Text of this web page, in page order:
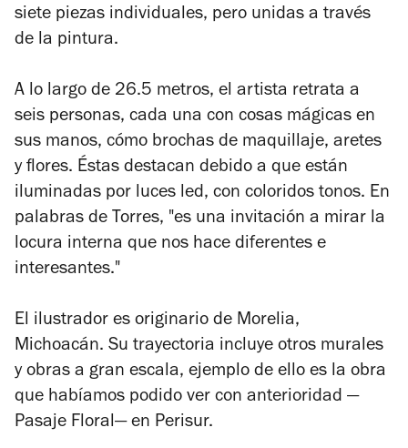
siete piezas individuales, pero unidas a través
de la pintura.
A lo largo de 26.5 metros, el artista retrata a
seis personas, cada una con cosas mágicas en
sus manos, cómo brochas de maquillaje, aretes
y flores. Éstas destacan debido a que están
iluminadas por luces led, con coloridos tonos. En
palabras de Torres, "es una invitación a mirar la
locura interna que nos hace diferentes e
interesantes."
El ilustrador es originario de Morelia,
Michoacán. Su trayectoria incluye otros murales
y obras a gran escala, ejemplo de ello es la obra
que habíamos podido ver con anterioridad —
Pasaje Floral—en Perisur.